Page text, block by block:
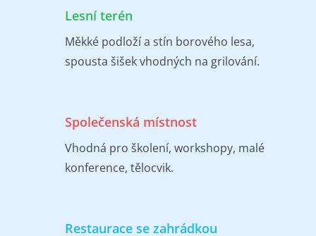
Lesní terén
Měkké podloží a stín borového lesa,
spousta šišek vhodných na grilování.
Společenská místnost
Vhodná pro školení, workshopy, malé
konference, tělocvik.
Restaurace se zahrádkou